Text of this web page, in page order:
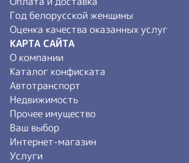
Год белорусской женщины
Оценка качества оказанных услуг
КАРТА САЙТА
О компании
Каталог конфиската
Автотранспорт
Недвижимость
Прочее имущество
Ваш выбор
Интернет-магазин
Услуги